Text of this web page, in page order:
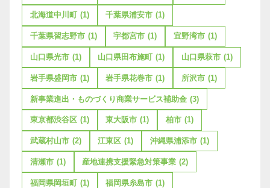
北海道中川町 (1) 千葉県浦安市 (1)
千葉県習志野市 (1) 宇都宮市 (1) 宜野湾市 (1)
山口県光市 (1) 山口県田布施町 (1) 山口県萩市 (1)
岩手県盛岡市 (1) 岩手県花巻市 (1) 所沢市 (1)
新事業進出・ものづくり商業サービス補助金 (3)
東京都渋谷区 (1) 東大阪市 (1) 柏市 (1)
武蔵村山市 (2) 江東区 (1) 沖縄県浦添市 (1)
清瀬市 (1) 産地連携支援緊急対策事業 (2)
福岡県岡垣町 (1) 福岡県糸島市 (1)